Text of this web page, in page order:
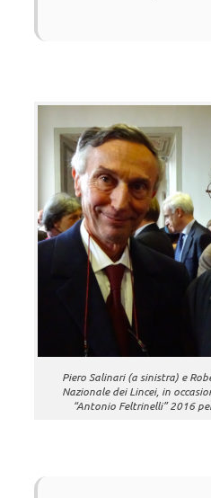
Piero Salinari (a sinistra) e
Nazionale dei Lincei, in
“Antonio Feltrinelli” 2016